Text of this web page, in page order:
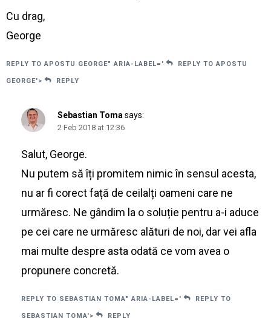
Cu drag,
George
REPLY TO APOSTU GEORGE" ARIA-LABEL=' REPLY TO APOSTU
GEORGE'> REPLY
Sebastian Toma says:
2 Feb 2018 at 12:36
Salut, George.
Nu putem să îți promitem nimic în sensul acesta,
nu ar fi corect față de ceilalți oameni care ne
urmăresc. Ne gândim la o soluție pentru a-i aduce
pe cei care ne urmăresc alături de noi, dar vei afla
mai multe despre asta odată ce vom avea o
propunere concretă.
REPLY TO SEBASTIAN TOMA" ARIA-LABEL=' REPLY TO
SEBASTIAN TOMA'> REPLY